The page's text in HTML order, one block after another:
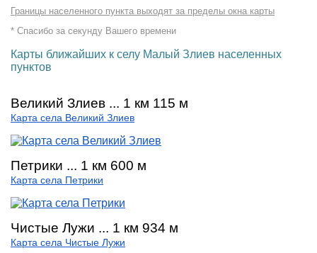
Границы населенного пункта выходят за пределы окна карты
* Спасибо за секунду Вашего времени
Карты ближайших к селу Малый Злиев населенных
пунктов
Великий Злиев ... 1 км 115 м
Карта села Великий Злиев
Петрики ... 1 км 600 м
Карта села Петрики
Чистые Лужи ... 1 км 934 м
Карта села Чистые Лужи